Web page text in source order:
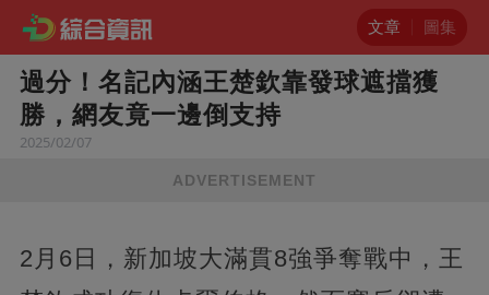
文章 圖集
過分！名記內涵王楚欽靠發球遮擋獲
勝，網友竟一邊倒支持
2025/02/07
ADVERTISEMENT
2月6日，新加坡大滿貫8強爭奪戰中，王